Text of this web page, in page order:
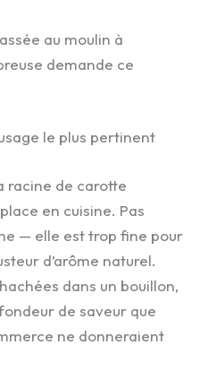
au moulin à
demande ce
le plus pertinent
racine de carotte
en cuisine. Pas
— elle est trop fine pour
d’arôme naturel.
dans un bouillon,
de saveur que
ne donneraient